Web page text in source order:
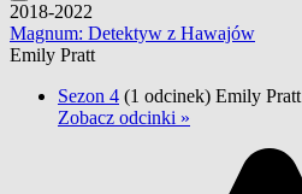
2018-2022
Magnum: Detektyw z Hawajów
Emily Pratt
Sezon 4 (1 odcinek) Emily Pratt
Zobacz odcinki »